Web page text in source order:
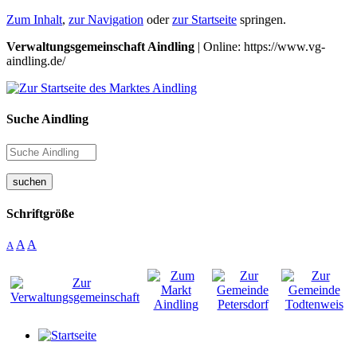
Zum Inhalt, zur Navigation oderzur Startseite springen.
Verwaltungsgemeinschaft Aindling | Online: https://www.vg-
aindling.de/
Suche Aindling
suchen
Schriftgröße
A A A